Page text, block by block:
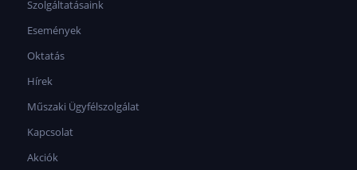
Szolgáltatásaink
Események
Oktatás
Hírek
Műszaki Ügyfélszolgálat
Kapcsolat
Akciók